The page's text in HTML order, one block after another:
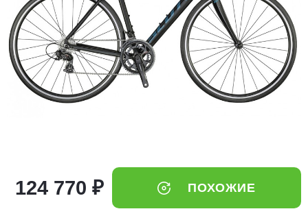
124 770 ₽ ПОХОЖИЕ
Добавляйте товары
в корзину
Оплачивайте сегодня только
25% картой любого банка
выбранный способом
75% будут